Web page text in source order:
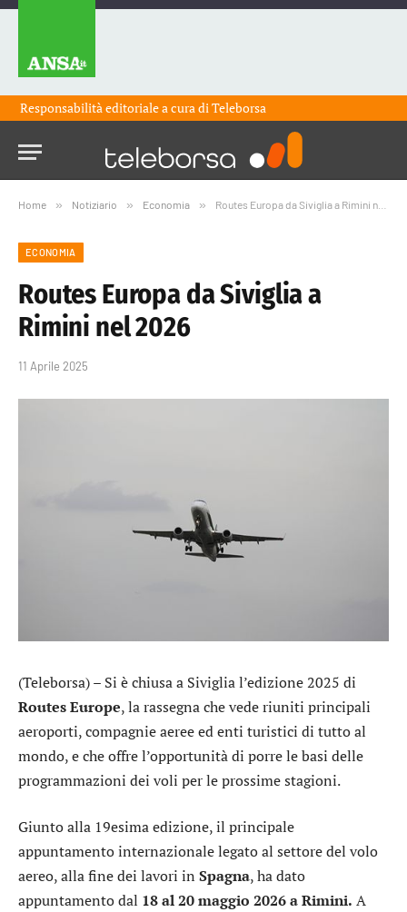
Responsabilità editoriale a cura diTeleborsa
Home » Notiziario » Economia » Routes Europa da Siviglia a Rimini nel 2026
ECONOMIA
Routes Europa da Siviglia a
Rimini nel 2026
11 Aprile 2025
(Teleborsa) – Si è chiusa a Siviglia l’edizione 2025 di
Routes Europe, la rassegna che vede riuniti principali
aeroporti, compagnie aeree ed enti turistici di tutto al
mondo, e che offre l’opportunità di porre le basi delle
programmazioni dei voli per le prossime stagioni.
Giunto alla 19esima edizione, il principale
appuntamento internazionale legato al settore del volo
aereo, alla fine dei lavori in Spagna, ha dato
appuntamento dal 18 al 20 maggio 2026a Rimini. A